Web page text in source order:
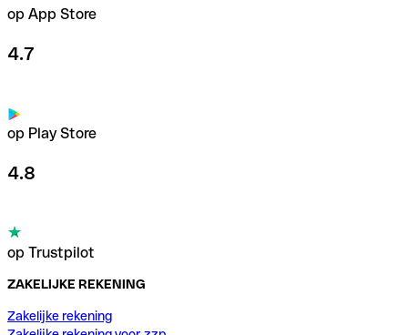
op App Store
4.7
op Play Store
4.8
op Trustpilot
ZAKELIJKE REKENING
Zakelijke rekening